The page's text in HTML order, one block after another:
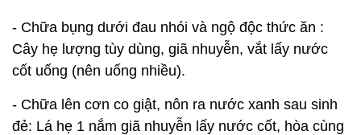
- Chữa bụng dưới đau nhói và ngộ độc thức ăn :
Cây hẹ lượng tùy dùng, giã nhuyễn, vắt lấy nước
cốt uống (nên uống nhiều).
- Chữa lên cơn co giật, nôn ra nước xanh sau sinh
đẻ: Lá hẹ 1 nắm giã nhuyễn lấy nước cốt, hòa cùng